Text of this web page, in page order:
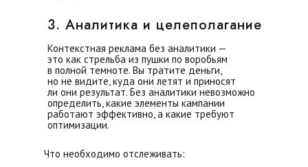
3. Аналитика и целеполагание
Контекстная реклама без аналитики —
это как стрельба из пушки по воробьям
в полной темноте. Вы тратите деньги,
но не видите, куда они летят и приносят
ли они результат. Без аналитики невозможно
определить, какие элементы кампании
работают эффективно, а какие требуют
оптимизации.
Что необходимо отслеживать: